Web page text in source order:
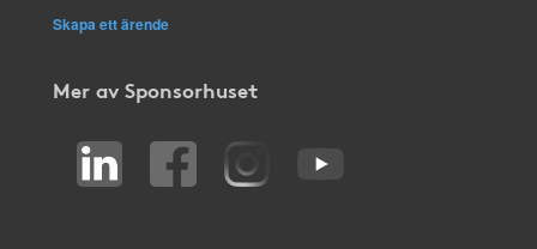
Skapa ett ärende
Mer av Sponsorhuset